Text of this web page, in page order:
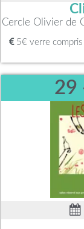
Cercle Olivier de
5€ verre compris
29